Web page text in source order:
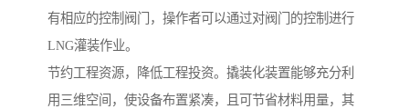
有相应的控制阀门，操作者可以通过对阀门的控制进行
LNG灌装作业。
节约工程资源，降低工程投资。撬装化装置能够充分利
用三维空间，使设备布置紧凑，且可节省材料用量，其